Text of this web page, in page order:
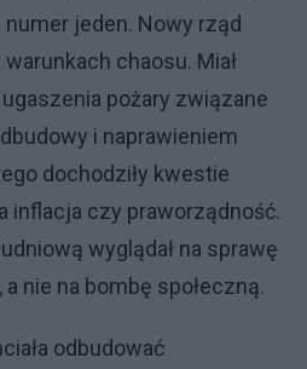
jeden. Nowy rząd
chaosu. Miał
pożary związane
i naprawieniem
dochodziły kwestie
inflacja czy praworządność.
wyglądał na sprawę
a nie na bombę społeczną.
odbudować